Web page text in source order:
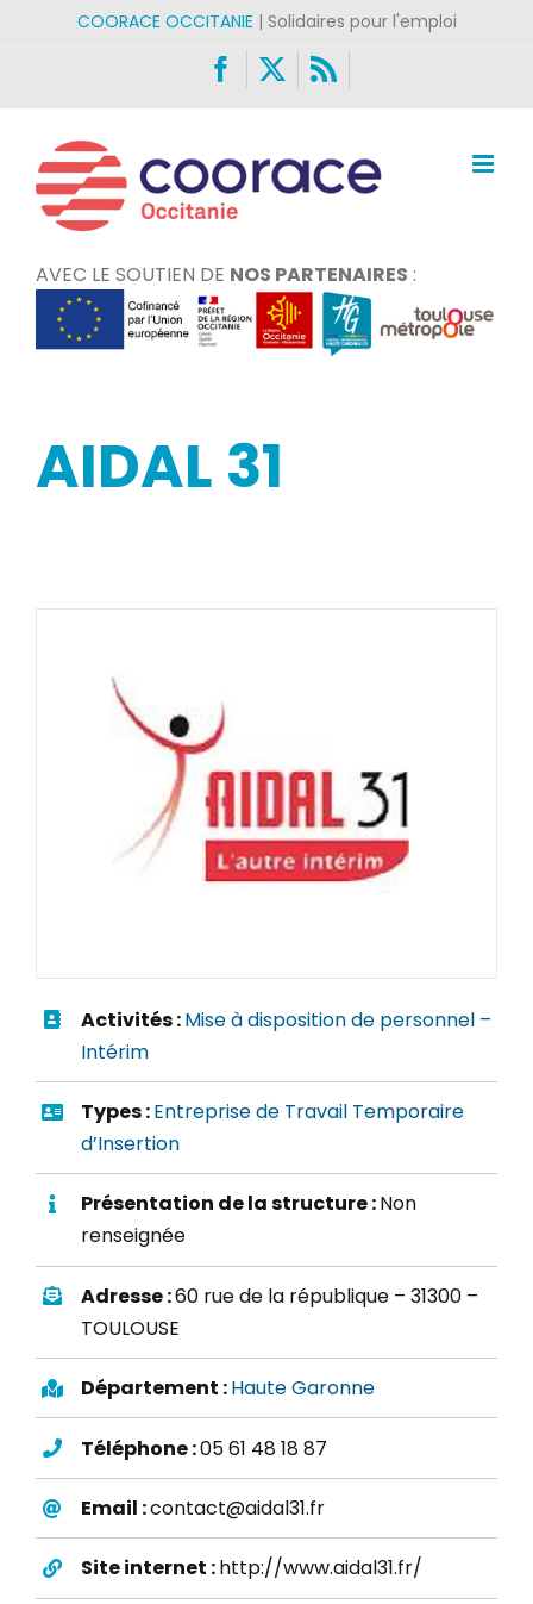
COORACE OCCITANIE | Solidaires pour l'emploi
FacebookRss
AVEC LE SOUTIEN DE NOS PARTENAIRES :
AIDAL 31
Activités :Mise à disposition de personnel –
Intérim
Types :Entreprise de Travail Temporaire
d’Insertion
Présentation de la structure :Non
renseignée
Adresse :60 rue de la république – 31300 –
TOULOUSE
Département :Haute Garonne
Téléphone :05 61 48 18 87
Email :contact@aidal31.fr
Site internet :http://www.aidal31.fr/